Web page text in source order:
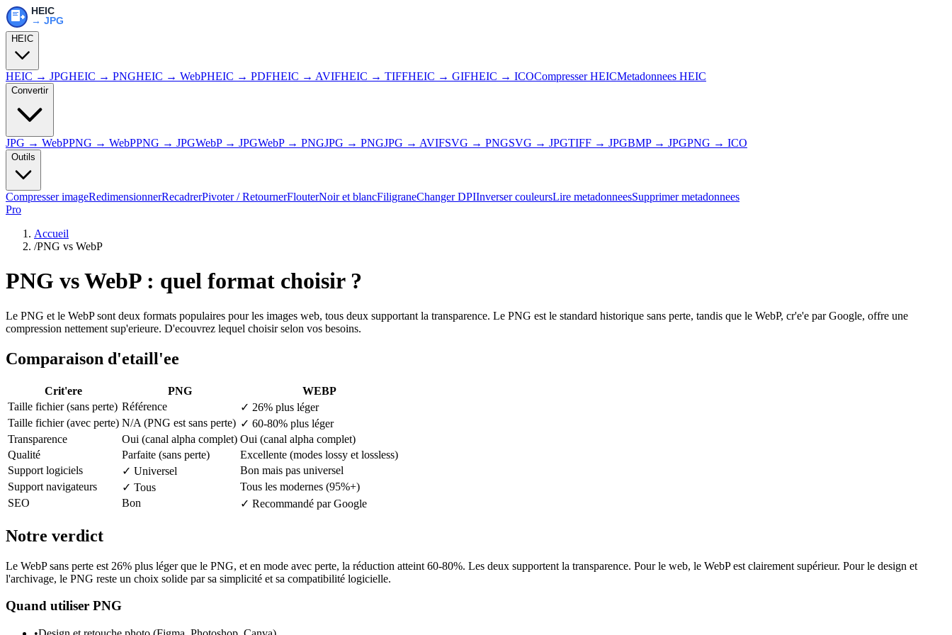
HEIC
HEIC → JPGHEIC → PNGHEIC → WebPHEIC → PDFHEIC → AVIFHEIC → TIFFHEIC → GIFHEIC → ICOCompresser HEICMetadonnees HEIC
Convertir
JPG → WebPPNG → WebPPNG → JPGWebP → JPGWebP → PNGJPG → PNGJPG → AVIFSVG → PNGSVG → JPGTIFF → JPGBMP → JPGPNG → ICO
Outils
Compresser imageRedimensionnerRecadrerPivoter / RetournerFlouterNoir et blancFiligraneChanger DPIInverser couleursLire metadonneesSupprimer metadonnees
Pro
Accueil
/PNG vs WebP
PNG vs WebP : quel format choisir ?
Le PNG et le WebP sont deux formats populaires pour les images web, tous deux supportant la transparence. Le PNG est le standard historique sans perte, tandis que le WebP, cr'e'e par Google, offre une
compression nettement sup'erieure. D'ecouvrez lequel choisir selon vos besoins.
Comparaison d'etaill'ee
Crit'ere PNG
WEBP
Taille fichier (sans perte) Référence ✓ 26% plus léger
Taille fichier (avec perte) N/A (PNG est sans perte) ✓ 60-80% plus léger
Transparence
Oui (canal alpha complet) Oui (canal alpha complet)
Qualité
Parfaite (sans perte)
Excellente (modes lossy et lossless)
Support logiciels
✓ Universel
Bon mais pas universel
Support navigateurs
✓ Tous
Tous les modernes (95%+)
SEO
Bon ✓ Recommandé par Google
Notre verdict
Le WebP sans perte est 26% plus léger que le PNG, et en mode avec perte, la réduction atteint 60-80%. Les deux supportent la transparence. Pour le web, le WebP est clairement supérieur. Pour le design et
l'archivage, le PNG reste un choix solide par sa simplicité et sa compatibilité logicielle.
Quand utiliser PNG